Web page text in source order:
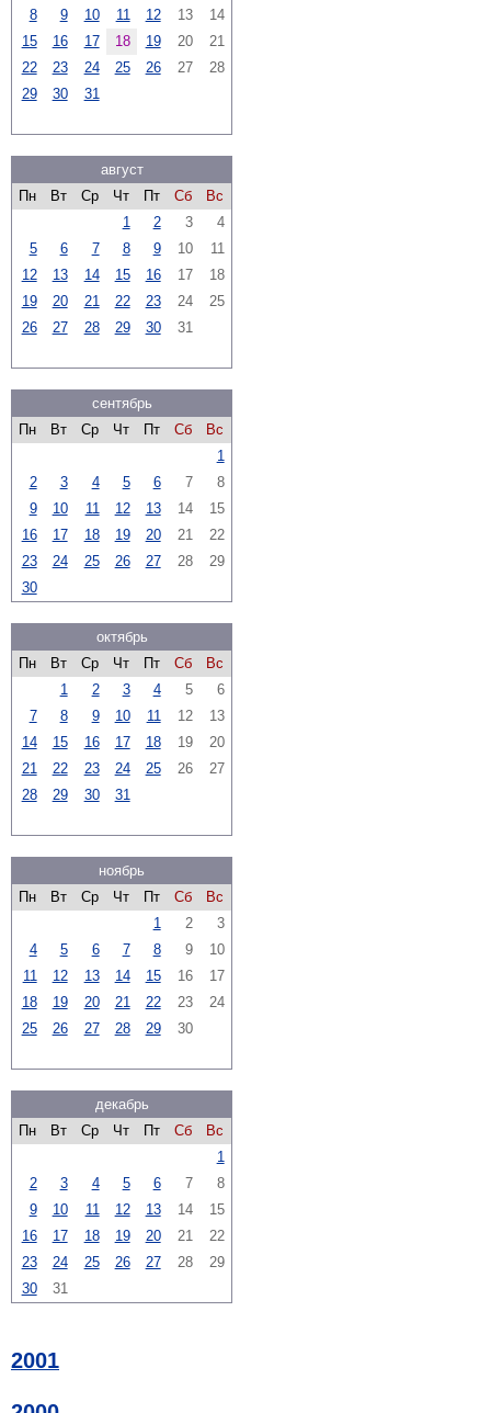
8
9 10 11 12 13
14
15
16 17 18 19 20
21
22
23 24 25 26 27
28
29
30 31
август
Пн
Вт Ср Чт Пт Сб
Вс
1
2 3
4
5
6 7 8 9 10
11
12
13 14 15 16 17
18
19
20 21 22 23 24
25
26
27 28 29 30 31
сентябрь
Пн
Вт Ср Чт Пт Сб
Вс
1
2
3 4 5 6 7
8
9
10 11 12 13 14
15
16
17 18 19 20 21
22
23
24 25 26 27 28
29
30
октябрь
Пн
Вт Ср Чт Пт Сб
Вс
1
2 3 4 5
6
7
8 9 10 11 12
13
14
15 16 17 18 19
20
21
22 23 24 25 26
27
28
29 30 31
ноябрь
Пн
Вт Ср Чт Пт Сб
Вс
1
2
3
4
5 6 7 8 9
10
11
12 13 14 15 16
17
18
19 20 21 22 23
24
25
26 27 28 29 30
декабрь
Пн
Вт Ср Чт Пт Сб
Вс
1
2
3 4 5 6 7
8
9
10 11 12 13 14
15
16
17 18 19 20 21
22
23
24 25 26 27 28
29
30
31
2001